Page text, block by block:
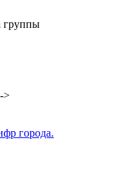
группы
>
города.